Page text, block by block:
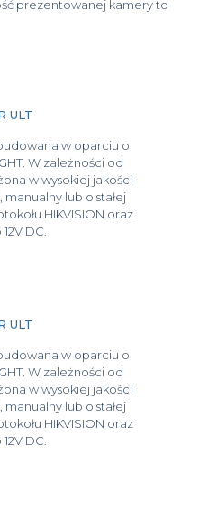
prezentowanej kamery to
ULT
w oparciu o
W zależności od
w wysokiej jakości
lub o stałej
HIKVISION oraz
DC.
ULT
w oparciu o
W zależności od
w wysokiej jakości
lub o stałej
HIKVISION oraz
DC.